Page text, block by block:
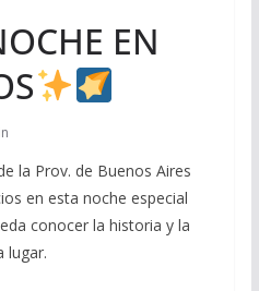
EN
la Prov. de Buenos Aires
en esta noche especial
conocer la historia y la
lugar.